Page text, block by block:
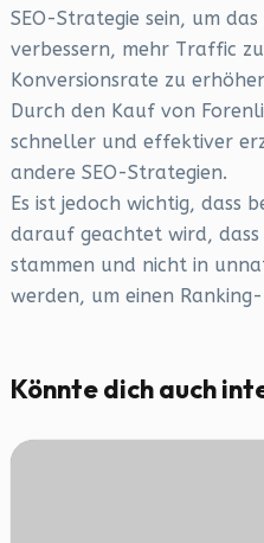
SEO-Strategie sein, um
verbessern, mehr Traffic
Konversionsrate zu
Durch den Kauf von
schneller und effektiver
andere SEO-Strategien.
Es ist jedoch wichtig, dass
darauf geachtet wird, dass
stammen und nicht in
werden, um einen
Könnte dich auch